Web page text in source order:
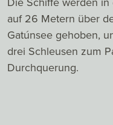
auf 26 Metern über
Gatúnsee gehoben,
drei Schleusen zum
Durchquerung.